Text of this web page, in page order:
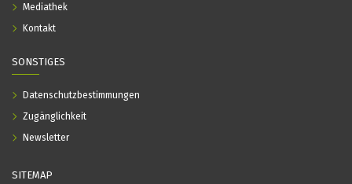
SITEMAP
Mediathek
Kontakt
SONSTIGES
Datenschutzbestimmungen
Zugänglichkeit
Newsletter